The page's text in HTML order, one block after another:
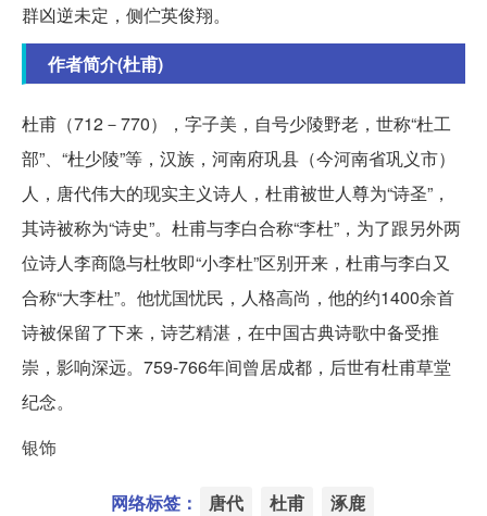
群凶逆未定，侧伫英俊翔。
作者简介(杜甫)
杜甫（712－770），字子美，自号少陵野老，世称“杜工
部”、“杜少陵”等，汉族，河南府巩县（今河南省巩义市）
人，唐代伟大的现实主义诗人，杜甫被世人尊为“诗圣”，
其诗被称为“诗史”。杜甫与李白合称“李杜”，为了跟另外两
位诗人李商隐与杜牧即“小李杜”区别开来，杜甫与李白又
合称“大李杜”。他忧国忧民，人格高尚，他的约1400余首
诗被保留了下来，诗艺精湛，在中国古典诗歌中备受推
崇，影响深远。759-766年间曾居成都，后世有杜甫草堂
纪念。
银饰
网络标签： 唐代 杜甫 涿鹿